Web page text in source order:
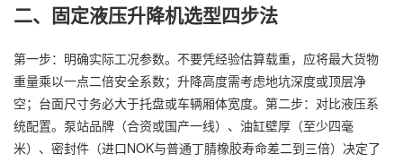
二、固定液压升降机选型四步法
第一步：明确实际工况参数。不要凭经验估算载重，应将最大货物
重量乘以一点二倍安全系数；升降高度需考虑地坑深度或顶层净
空；台面尺寸务必大于托盘或车辆厢体宽度。第二步：对比液压系
统配置。泵站品牌（合资或国产一线）、油缸壁厚（至少四毫
米）、密封件（进口NOK与普通丁腈橡胶寿命差二到三倍）决定了